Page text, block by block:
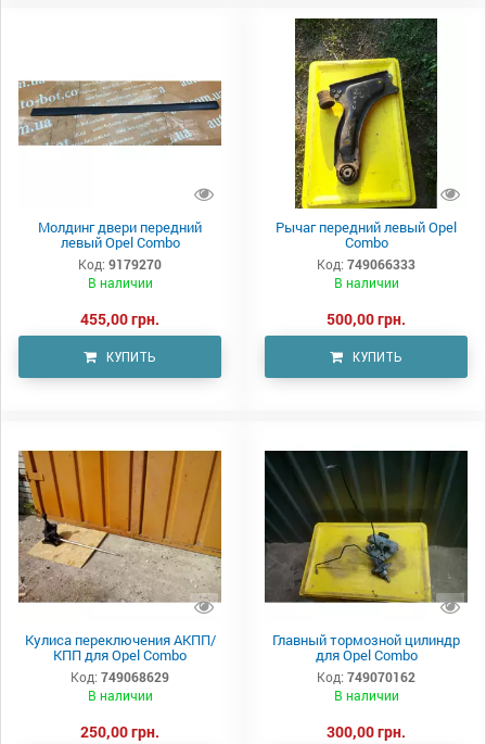
Молдинг двери передний
левый Opel Combo
Код: 9179270
В наличии
455,00 грн.
КУПИТЬ
Рычаг передний левый Opel
Combo
Код: 749066333
В наличии
500,00 грн.
КУПИТЬ
Кулиса переключения АКПП/
КПП для Opel Combo
Код: 749068629
В наличии
250,00 грн.
Главный тормозной цилиндр
для Opel Combo
Код: 749070162
В наличии
300,00 грн.